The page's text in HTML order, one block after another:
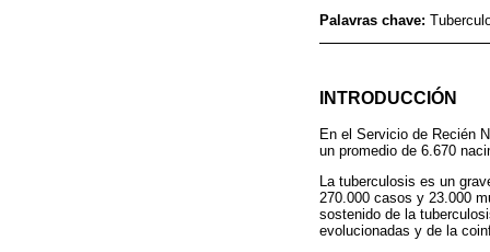
Palavras chave:
INTRODUCCIÓN
En el Servicio de Recién
un promedio de 6.670
La tuberculosis es un
270.000 casos y 23.000
sostenido de la
evolucionadas y de la